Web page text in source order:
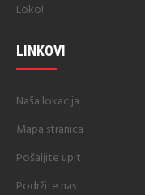
Loko!
LINKOVI
Naša lokacija
Mapa stranica
Pošaljite upit
Podržite nas